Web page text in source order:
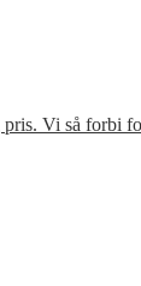
Vi så forbi